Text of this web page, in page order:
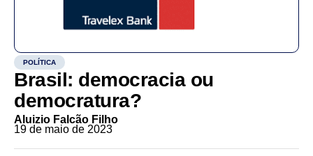
POLÍTICA
Brasil: democracia ou
democratura?
Aluizio Falcão Filho
19 de maio de 2023